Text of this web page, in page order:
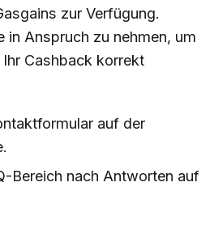
zur Verfügung.
in Anspruch zu nehmen, um
Cashback korrekt
auf der
Bereich nach Antworten auf